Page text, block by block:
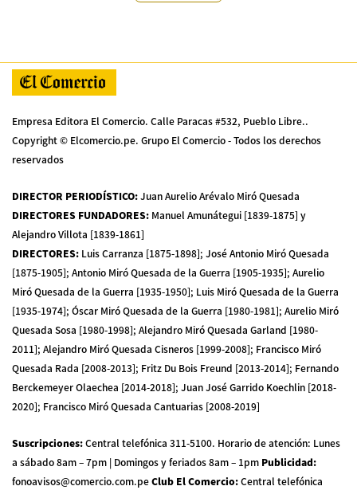
Empresa Editora El Comercio. Calle Paracas #532, Pueblo Libre..
Copyright © Elcomercio.pe. Grupo El Comercio - Todos los derechos
reservados
DIRECTOR PERIODÍSTICO:Juan Aurelio Arévalo Miró Quesada
DIRECTORES FUNDADORES: Manuel Amunátegui [1839-1875] y
Alejandro Villota [1839-1861]
DIRECTORES: Luis Carranza [1875-1898]; José Antonio Miró Quesada
[1875-1905]; Antonio Miró Quesada de la Guerra [1905-1935]; Aurelio
Miró Quesada de la Guerra [1935-1950]; Luis Miró Quesada de la Guerra
[1935-1974]; Óscar Miró Quesada de la Guerra [1980-1981]; Aurelio Miró
Quesada Sosa [1980-1998]; Alejandro Miró Quesada Garland [1980-
2011]; Alejandro Miró Quesada Cisneros [1999-2008]; Francisco Miró
Quesada Rada [2008-2013]; Fritz Du Bois Freund [2013-2014]; Fernando
Berckemeyer Olaechea [2014-2018]; Juan José Garrido Koechlin [2018-
2020]; Francisco Miró Quesada Cantuarias [2008-2019]
Suscripciones:Central telefónica 311-5100. Horario de atención: Lunes
a sábado 8am – 7pm | Domingos y feriados 8am – 1pm Publicidad:
fonoavisos@comercio.com.peClub El Comercio:Central telefónica